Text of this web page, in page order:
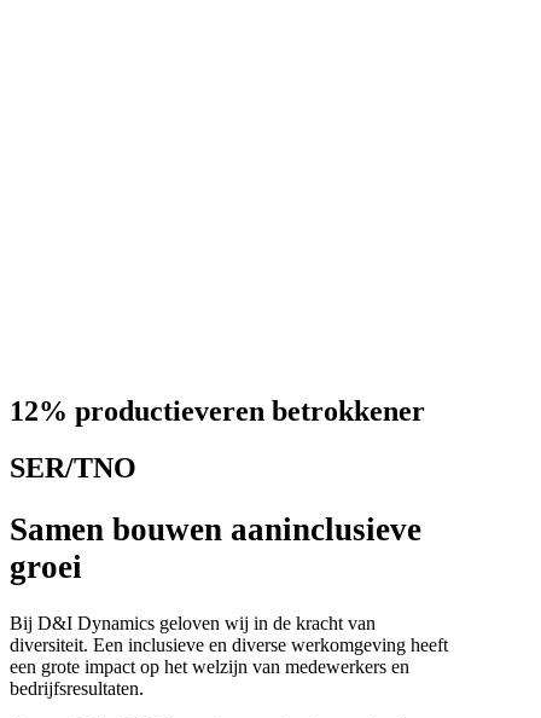
12% productieveren betrokkener
SER/TNO
Samen bouwen aaninclusieve
groei
Bij D&I Dynamics geloven wij in de kracht van
diversiteit. Een inclusieve en diverse werkomgeving heeft
een grote impact op het welzijn van medewerkers en
bedrijfsresultaten.